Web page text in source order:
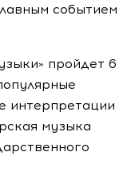
событием
пройдет 6
интерпретации
музыка